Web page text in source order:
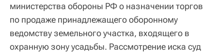
министерства обороны РФ о назначении торгов
по продаже принадлежащего оборонному
ведомству земельного участка, входящего в
охранную зону усадьбы. Рассмотрение иска суд